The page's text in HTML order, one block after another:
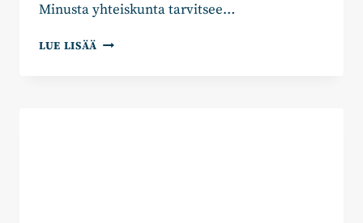
Minusta yhteiskunta tarvitsee…
LUE LISÄÄ MIIA